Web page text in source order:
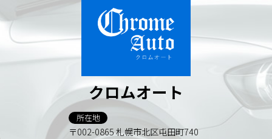
クロムオート
所在地
〒002-0865 札幌市北区屯田町740